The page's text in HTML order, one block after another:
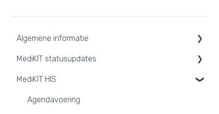
Algemene informatie
Contact
Systeemgebruik
FAQ
MediKIT statusupdates
Opgeloste incidenten
Aankondigingen
MediKIT HIS
Agendavoering